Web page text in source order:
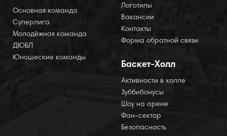
Основная команда
Суперлига
Молодёжная команда
ДЮБЛ
Юношеские команды
Логотипы
Вакансии
Контакты
Форма обратной связи
Баскет-Холл
Активности в холле
Зуббибонусы
Шоу на арене
Фан-сектор
Безопасность